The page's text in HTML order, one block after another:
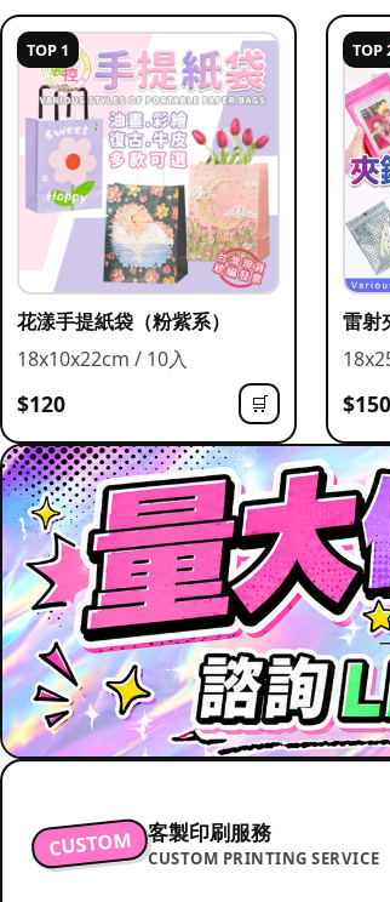
TOP 1
花漾手提紙袋（粉紫系）
18x10x22cm / 10入
$120 🛒
TOP
雷射
$150
CUSTOM 客製印刷服務
CUSTOM PRINTING SERVICE